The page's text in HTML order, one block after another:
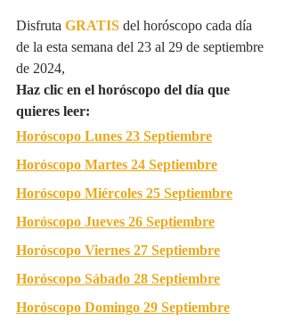
Disfruta GRATISdel horóscopo cada día
de la esta semana del 23 al 29 de septiembre
de 2024,
Haz clic en el horóscopo del día que
quieres leer:
Horóscopo Lunes 23 Septiembre
Horóscopo Martes 24 Septiembre
Horóscopo Miércoles 25 Septiembre
Horóscopo Jueves 26 Septiembre
Horóscopo Viernes 27 Septiembre
Horóscopo Sábado 28 Septiembre
Horóscopo Domingo 29 Septiembre